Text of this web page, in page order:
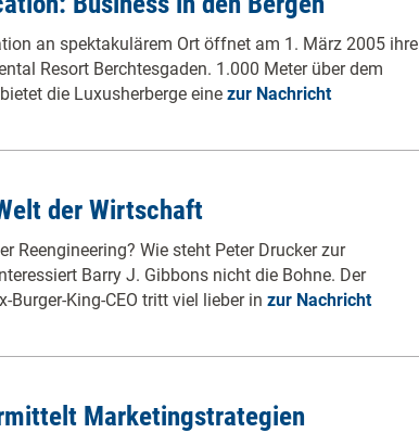
an spektakulärem Ort öffnet am 1. März 2005 ihre
Resort Berchtesgaden. 1.000 Meter über dem
die Luxusherberge eine zur Nachricht
der Wirtschaft
Reengineering? Wie steht Peter Drucker zur
Barry J. Gibbons nicht die Bohne. Der
Burger-King-CEO tritt viel lieber in zur Nachricht
Marketingstrategien